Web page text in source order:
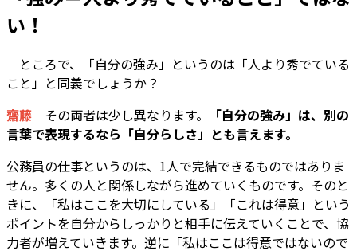
い！
ところで、「自分の強み」というのは「人より秀でている
こと」と同義でしょうか？
齋藤 その両者は少し異なります。
「自分の強み」は、別の
言葉で表現するなら「自分らしさ」とも言えます。
公務員の仕事というのは、1人で完結できるものではありま
せん。多くの人と関係しながら進めていくものです。そのと
きに、「私はここを大切にしている」「これは得意」という
ポイントを自分からしっかりと相手に伝えていくことで、協
力者が増えていきます。逆に「私はここは得意ではないので